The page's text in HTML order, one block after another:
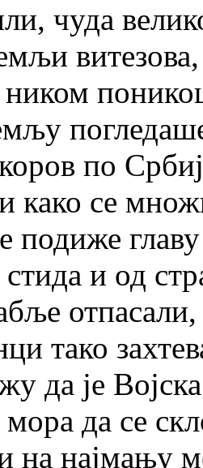
чуда
витезова,
ником
по
како се
подиже главу
и од
отпасали,
тако
да је
мора да се
на најмању